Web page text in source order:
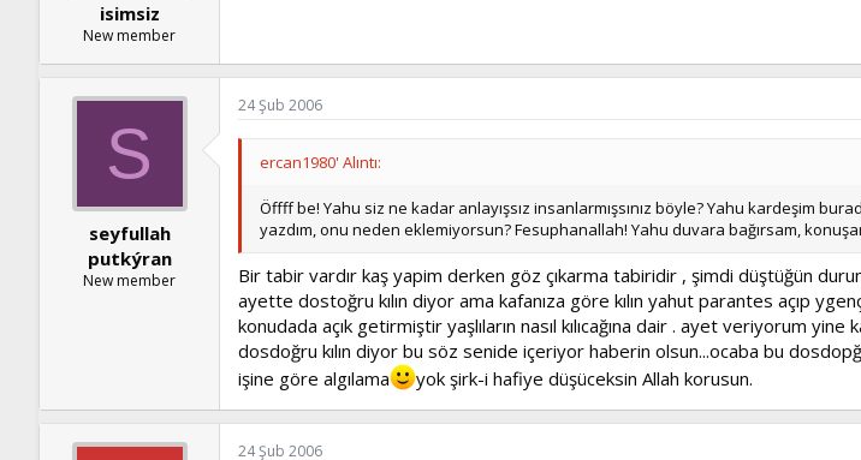
isimsiz
New member
S
seyfullah
putkýran
New member
24 Şub 2006
ercan1980' Alıntı:
Öffff be! Yahu siz ne kadar anlayışsız insanlarmışsınız böyle? Yahu kardeşim
yazdım, onu neden eklemiyorsun? Fesuphanallah! Yahu duvara bağırsam,
Bir tabir vardır kaş yapim derken göz çıkarma tabiridir , şimdi düştüğün
ayette dostoğru kılın diyor ama kafanıza göre kılın yahut parantes açıp
konudada açık getirmiştir yaşlıların nasıl kılıcağına dair . ayet veriyorum
dosdoğru kılın diyor bu söz senide içeriyor haberin olsun...ocaba bu
işine göre algılama
yok şirk-i hafiye düşüceksin Allah korusun.
24 Şub 2006